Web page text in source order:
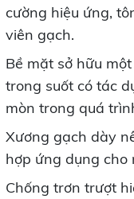
cường hiệu ứng,
viên gạch.
Bề mặt sở hữu
trong suốt có tác
mòn trong quá
Xương gạch dày
hợp ứng dụng cho
Chống trơn trượt